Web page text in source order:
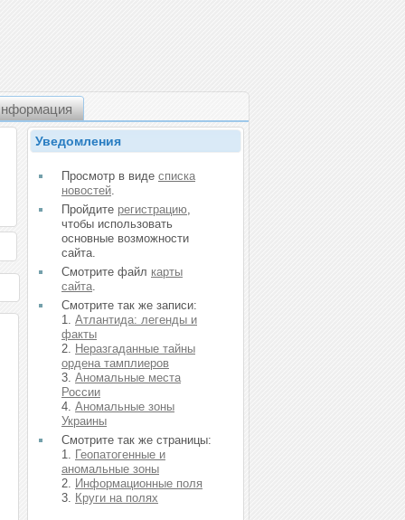
Уведомления
Просмотр в виде списка
новостей.
Пройдите регистрацию,
чтобы использовать
основные возможности
сайта.
Смотрите файл карты
сайта.
Смотрите так же записи:
1. Атлантида: легенды и
факты
2. Неразгаданные тайны
ордена тамплиеров
3. Аномальные места
России
4. Аномальные зоны
Украины
Смотрите так же страницы:
1. Геопатогенные и
аномальные зоны
2. Информационные поля
3. Круги на полях